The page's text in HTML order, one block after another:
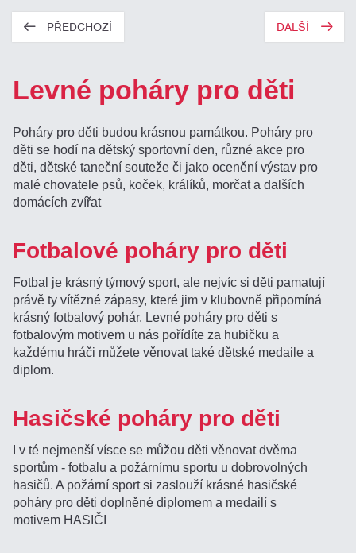
PŘEDCHOZÍ DALŠÍ
Levné poháry pro děti
Poháry pro děti budou krásnou památkou. Poháry pro
děti se hodí na dětský sportovní den, různé akce pro
děti, dětské taneční souteže či jako ocenění výstav pro
malé chovatele psů, koček, králíků, morčat a dalších
domácích zvířat
Fotbalové poháry pro děti
Fotbal je krásný týmový sport, ale nejvíc si děti pamatují
právě ty vítězné zápasy, které jim v klubovně připomíná
krásný fotbalový pohár. Levné poháry pro děti s
fotbalovým motivem u nás pořídíte za hubičku a
každému hráči můžete věnovat také dětské medaile a
diplom.
Hasičské poháry pro děti
I v té nejmenší vísce se můžou děti věnovat dvěma
sportům - fotbalu a požárnímu sportu u dobrovolných
hasičů. A požární sport si zaslouží krásné hasičské
poháry pro děti doplněné diplomem a medailí s
motivem HASIČI